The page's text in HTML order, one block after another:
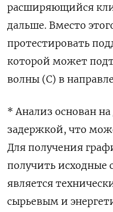
расширяющийся
дальше. Вместо
протестировать
которой может
волны (C) в
* Анализ основан
задержкой, что
Для получения
получить исходные
является
сырьевым и